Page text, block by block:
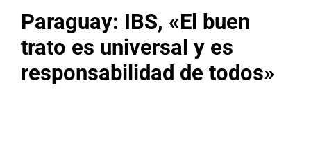
Actividades
Boletín
Paraguay: IBS, «El buen
trato es universal y es
responsabilidad de todos»